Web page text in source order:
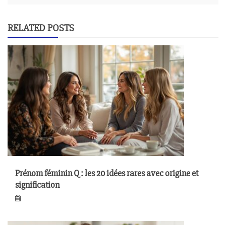
RELATED POSTS
Prénom féminin Q : les 20 idées rares avec origine et
signification